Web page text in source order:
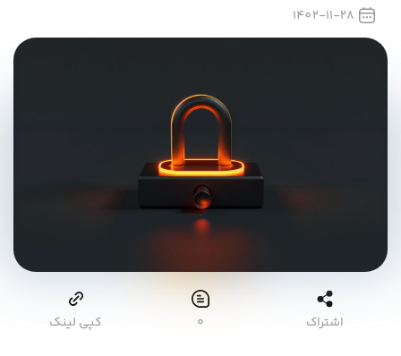
1402-11-28
اشتراک ۰ کپی لینک